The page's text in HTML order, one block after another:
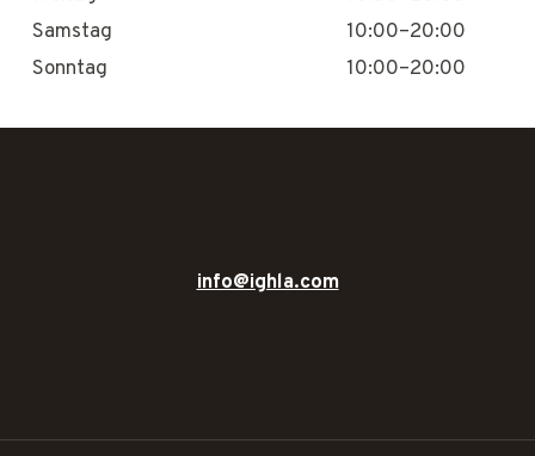
Samstag
10:00–20:00
Sonntag
10:00–20:00
info@ighla.com